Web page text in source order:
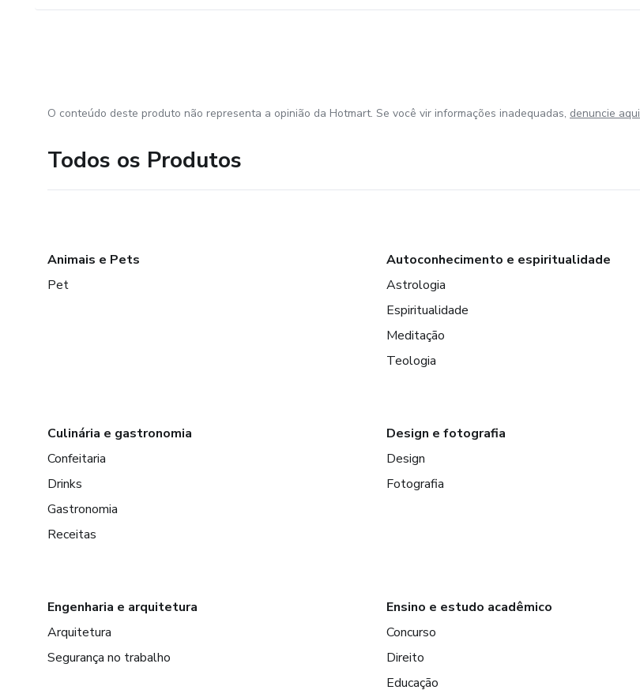
O conteúdo deste produto não representa a opinião da Hotmart. Se você vir informações inadequadas, denuncie aqui
Todos os Produtos
Animais e Pets
Pet
Autoconhecimento e espiritualidade
Astrologia
Espiritualidade
Meditação
Teologia
Culinária e gastronomia
Confeitaria
Drinks
Gastronomia
Receitas
Design e fotografia
Design
Fotografia
Engenharia e arquitetura
Arquitetura
Segurança no trabalho
Ensino e estudo acadêmico
Concurso
Direito
Educação